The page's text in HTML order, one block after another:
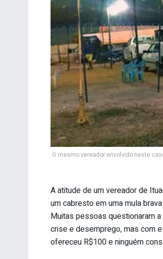
O mesmo vereador envolvido neste
A atitude de um vereador de
um cabresto em uma mula
Muitas pessoas questionaram
crise e desemprego, mas com
ofereceu R$100 e ninguém